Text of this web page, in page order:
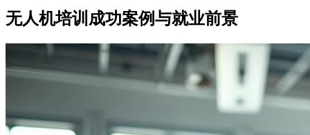
无人机培训成功案例与就业前景